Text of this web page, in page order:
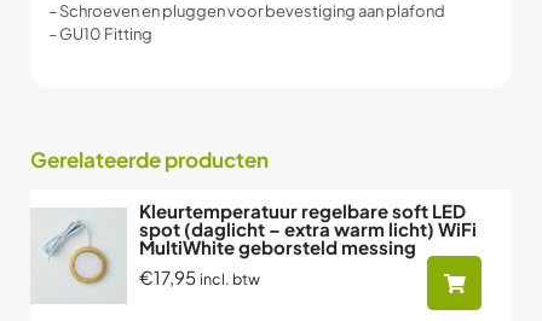
– Schroeven en pluggen voor bevestiging aan plafond
– GU10 Fitting
Gerelateerde producten
Kleurtemperatuur regelbare soft LED
spot (daglicht – extra warm licht) WiFi
MultiWhite geborsteld messing
€17,95 incl. btw